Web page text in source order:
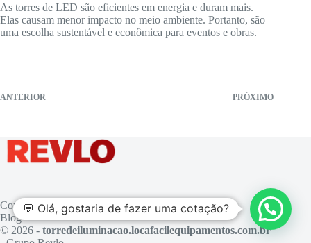
As torres de LED são eficientes em energia e duram mais.
Elas causam menor impacto no meio ambiente. Portanto, são
uma escolha sustentável e econômica para eventos e obras.
ANTERIOR PRÓXIMO
Contato
Blog
© 2026 - torredeiluminacao.locafacilequipamentos.com.br
💬 Olá, gostaria de fazer uma cotação?